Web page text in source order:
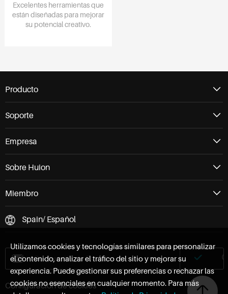
Excelentes herramientas que
están diseñadas para mejorar
su potencial creativo.
Producto
Soporte
Empresa
Sobre Huion
Miembro
Spain/ Español
Configuración de cookies
Utilizamos cookies y tecnologías similares para personalizar
el contenido, analizar el tráfico del sitio y mejorar su
experiencia. Puede gestionar sus preferencias o rechazar las
cookies no esenciales en cualquier momento. Para más